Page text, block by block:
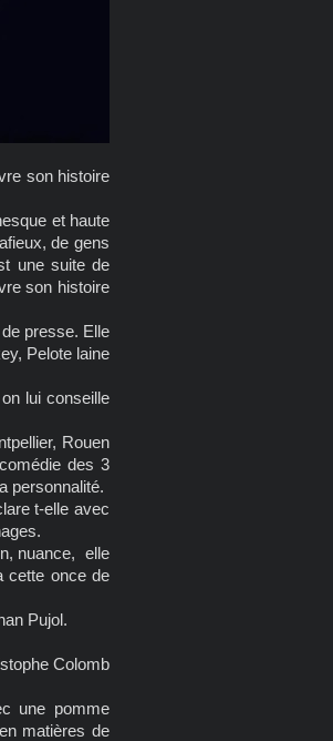
son histoire
et haute
de gens
une suite de
son histoire
presse. Elle
Pelote laine
lui conseille
Rouen
des 3
personnalité.
t-elle avec
nuance, elle
cette once de
Pujol.
Colomb
une pomme
matières de